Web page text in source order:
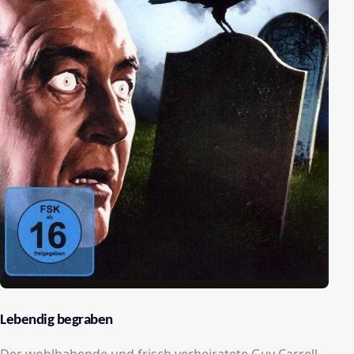
Lebendig begraben